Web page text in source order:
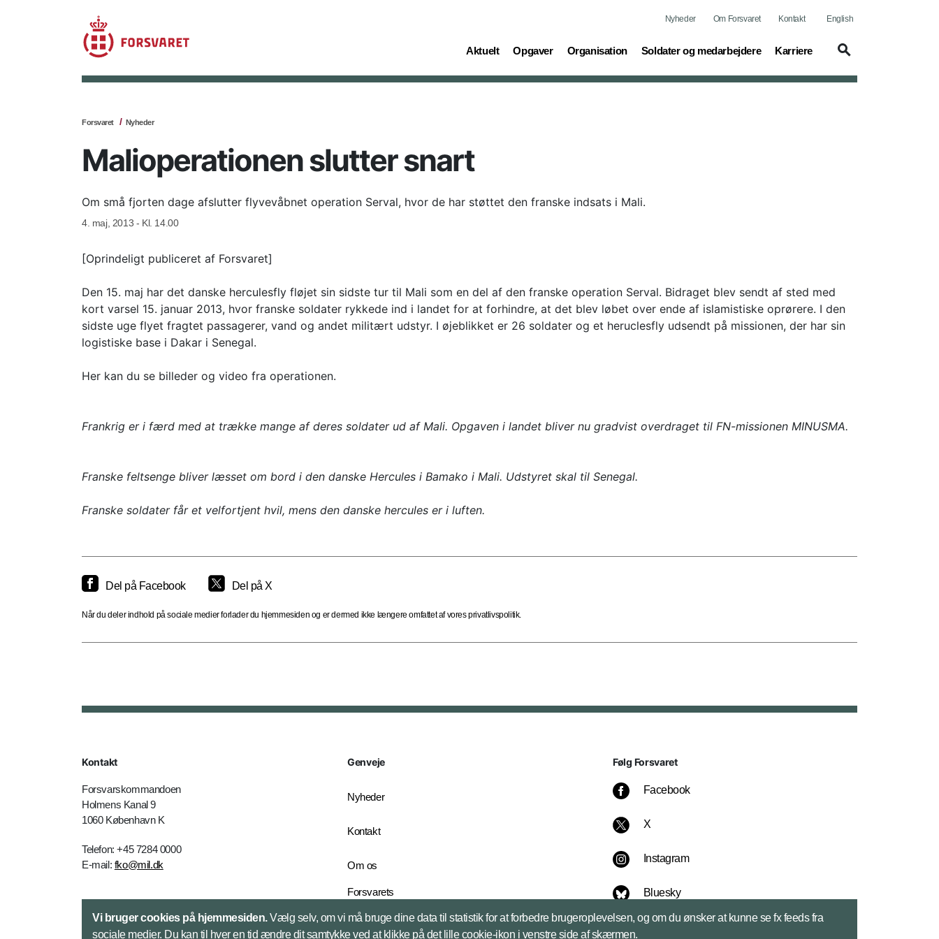
Nyheder Om Forsvaret Kontakt English
Aktuelt
(current) Opgaver
(current) Organisation
(current) Soldater og medarbejdere
(current) Karriere
(current)
Forsvaret Nyheder
Malioperationen slutter snart
Om små fjorten dage afslutter flyvevåbnet operation Serval, hvor de har støttet den franske indsats i Mali.
4. maj, 2013 - Kl. 14.00
[Oprindeligt publiceret af Forsvaret]
Den 15. maj har det danske herculesfly fløjet sin sidste tur til Mali som en del af den franske operation Serval. Bidraget blev sendt af sted med
kort varsel 15. januar 2013, hvor franske soldater rykkede ind i landet for at forhindre, at det blev løbet over ende af islamistiske oprørere. I den
sidste uge flyet fragtet passagerer, vand og andet militært udstyr. I øjeblikket er 26 soldater og et heruclesfly udsendt på missionen, der har sin
logistiske base i Dakar i Senegal.
Her kan du se billeder og video fra operationen.
Frankrig er i færd med at trække mange af deres soldater ud af Mali. Opgaven i landet bliver nu gradvist overdraget til FN-missionen MINUSMA.
Franske feltsenge bliver læsset om bord i den danske Hercules i Bamako i Mali. Udstyret skal til Senegal.
Franske soldater får et velfortjent hvil, mens den danske hercules er i luften.
Del på Facebook Del på X
Når du deler indhold på sociale medier forlader du hjemmesiden og er dermed ikke længere omfattet af vores privatlivspolitik.
Kontakt
Forsvarskommandoen
Holmens Kanal 9
1060 København K
Telefon: +45 7284 0000
E-mail: fko@mil.dk
Kontakt
Genveje
Nyheder
Kontakt
Om os
Forsvarets
English Edition
Følg Forsvaret
Facebook
X
Instagram
Bluesky
LinkedIn
Vi bruger cookies på hjemmesiden.Vælg selv, om vi må bruge dine data til statistik for at forbedre brugeroplevelsen, og om du ønsker at kunne se fx feeds fra
sociale medier. Du kan til hver en tid ændre dit samtykke ved at klikke på det lille cookie-ikon i venstre side af skærmen.